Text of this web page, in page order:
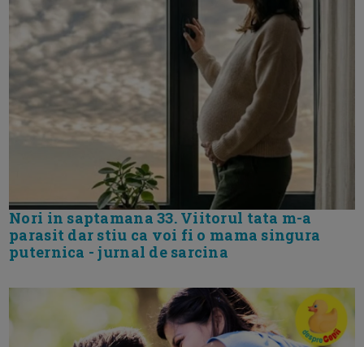
Nori in saptamana 33. Viitorul tata m-a
parasit dar stiu ca voi fi o mama singura
puternica - jurnal de sarcina